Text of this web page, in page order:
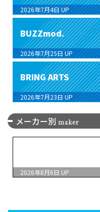
2026年7月4日 UP
BUZZmod.
2026年7月25日 UP
BRING ARTS
2026年7月23日 UP
メーカー別 maker
2026年8月6日 UP